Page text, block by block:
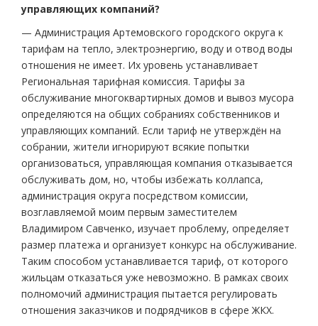
управляющих компаний?
— Администрация Артемовского городского округа к
тарифам на тепло, электроэнергию, воду и отвод воды
отношения не имеет. Их уровень устанавливает
Региональная тарифная комиссия. Тарифы за
обслуживание многоквартирных домов и вывоз мусора
определяются на общих собраниях собственников и
управляющих компаний. Если тариф не утверждён на
собрании, жители игнорируют всякие попытки
организоваться, управляющая компания отказывается
обслуживать дом, но, чтобы избежать коллапса,
администрация округа посредством комиссии,
возглавляемой моим первым заместителем
Владимиром Савченко, изучает проблему, определяет
размер платежа и организует конкурс на обслуживание.
Таким способом устанавливается тариф, от которого
жильцам отказаться уже невозможно. В рамках своих
полномочий администрация пытается регулировать
отношения заказчиков и подрядчиков в сфере ЖКХ.